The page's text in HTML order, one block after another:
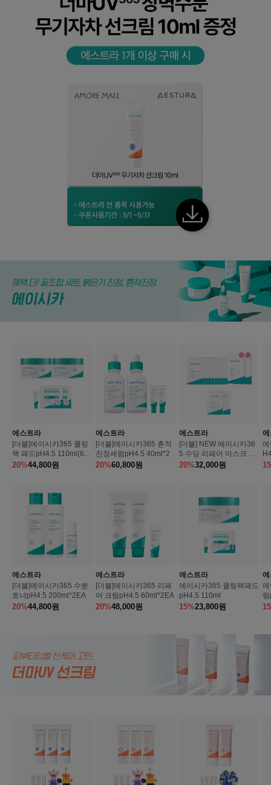
에스트라
[더블]에이시카365 쿨링
팩 패드pH4.5 110ml(60
매)*2EA
20%44,800원
에스트라
[더블]에이시카365 수분
토너pH4.5 200ml*2EA
20%44,800원
에스트라
[더블]에이시카365 흔적
진정세럼pH4.5 40ml*2
20%60,800원
에스트라
[더블]에이시카365 리페
어 크림pH4.5 60ml*2EA
20%48,000원
에스트라
[더블] NEW 에이시카36
5 수딩 리페어 마스크 pH
4.5 5매_125ml X2개
20%32,000원
에스트라
에이시카365 쿨링팩패드
pH4.5 110ml
15%23,800원